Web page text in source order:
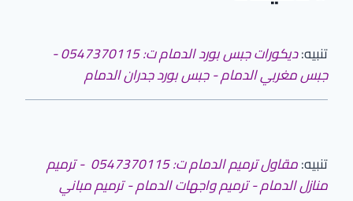
تنبيه:
ديكورات جبس بورد الدمام ت: 0547370115 -
جبس مغربي الدمام - جبس بورد جدران الدمام
تنبيه:
مقاول ترميم الدمام ت: 0547370115 - ترميم
منازل الدمام - ترميم واجهات الدمام - ترميم مباني